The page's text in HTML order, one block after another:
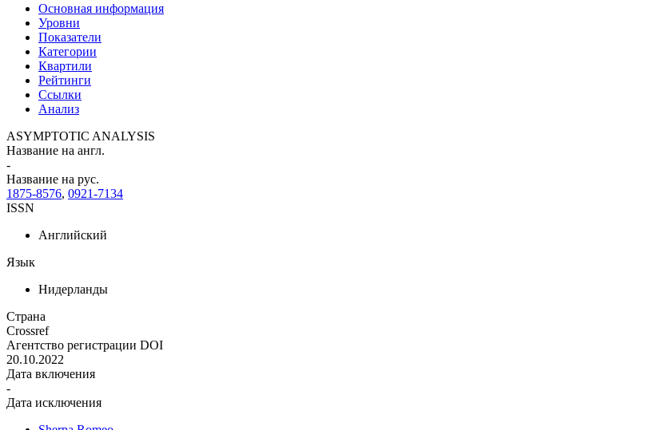
Основная информация
Уровни
Показатели
Категории
Квартили
Рейтинги
Ссылки
Анализ
ASYMPTOTIC ANALYSIS
Название на англ.
-
Название на рус.
1875-8576, 0921-7134
ISSN
Английский
Язык
Нидерланды
Страна
Crossref
Агентство регистрации DOI
20.10.2022
Дата включения
-
Дата исключения